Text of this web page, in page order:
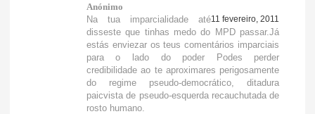
Anónimo
11 fevereiro, 2011
Na tua imparcialidade até
disseste que tinhas medo do MPD passar.Já
estás enviezar os teus comentários imparciais
para o lado do poder Podes perder
credibilidade ao te aproximares perigosamente
do regime pseudo-democrático, ditadura
paicvista de pseudo-esquerda recauchutada de
rosto humano.